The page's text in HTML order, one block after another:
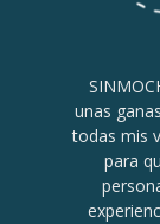
unas
todas mis
para